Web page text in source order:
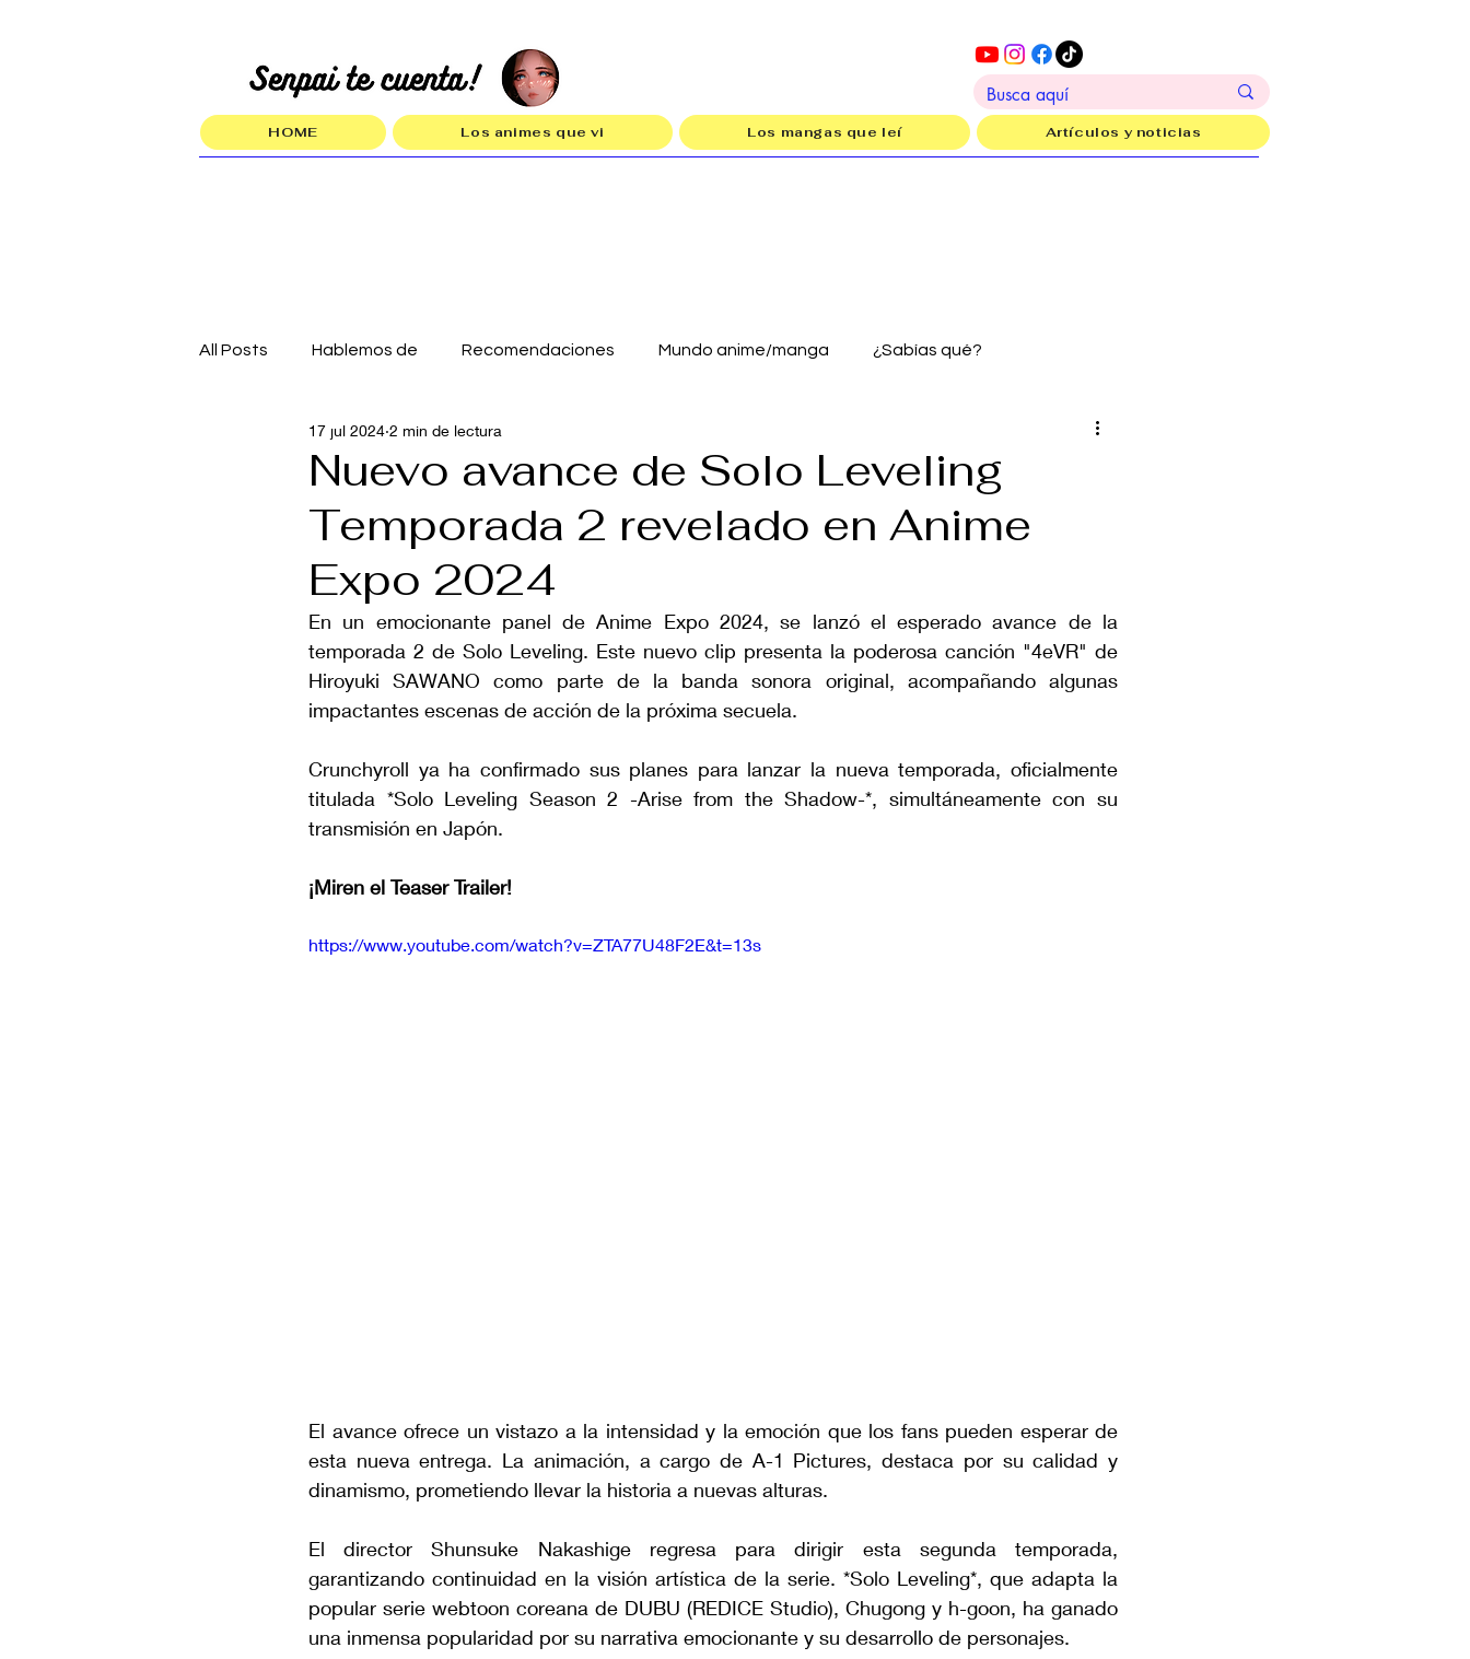
HOME Los animes que vi Los mangas que leí Artículos y noticias
All Posts Hablemos de Recomendaciones Mundo anime/manga ¿Sabías qué?
Nuevo avance de Solo Leveling
Temporada 2 revelado en Anime
Expo 2024
17 jul 2024 2 min de lectura
En un emocionante panel de Anime Expo 2024, se lanzó el esperado avance de la
temporada 2 de Solo Leveling. Este nuevo clip presenta la poderosa canción "4eVR" de
Hiroyuki SAWANO como parte de la banda sonora original, acompañando algunas
impactantes escenas de acción de la próxima secuela.
Crunchyroll ya ha confirmado sus planes para lanzar la nueva temporada, oficialmente
titulada *Solo Leveling Season 2 -Arise from the Shadow-*, simultáneamente con su
transmisión en Japón.
¡Miren el Teaser Trailer!
https://www.youtube.com/watch?v=ZTA77U48F2E&t=13s
El avance ofrece un vistazo a la intensidad y la emoción que los fans pueden esperar de
esta nueva entrega. La animación, a cargo de A-1 Pictures, destaca por su calidad y
dinamismo, prometiendo llevar la historia a nuevas alturas.
El director Shunsuke Nakashige regresa para dirigir esta segunda temporada,
garantizando continuidad en la visión artística de la serie. *Solo Leveling*, que adapta la
popular serie webtoon coreana de DUBU (REDICE Studio), Chugong y h-goon, ha ganado
una inmensa popularidad por su narrativa emocionante y su desarrollo de personajes.